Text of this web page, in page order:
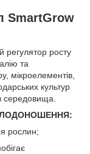
SmartGrow
регулятор росту
та
мікроелементів,
культур
середовища.
ПЛОДОНОШЕННЯ:
рослин;